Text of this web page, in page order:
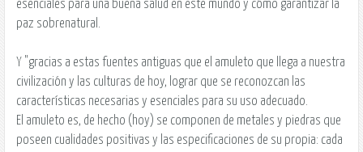
esenciales para una buena salud en este mundo y cómo garantizar la
paz sobrenatural.
Y "gracias a estas fuentes antiguas que el amuleto que llega a nuestra
civilización y las culturas de hoy, lograr que se reconozcan las
características necesarias y esenciales para su uso adecuado.
El amuleto es, de hecho (hoy) se componen de metales y piedras que
poseen cualidades positivas y las especificaciones de su propia: cada